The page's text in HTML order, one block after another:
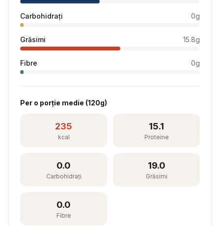
Carbohidrați 0g
Grăsimi 15.8g
Fibre 0g
Per o porție medie (120g)
235
kcal
15.1
Proteine
0.0
Carbohidrați
19.0
Grăsimi
0.0
Fibre